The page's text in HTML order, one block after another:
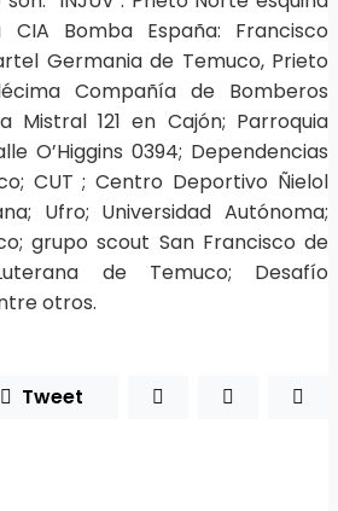
CIA Bomba España: Francisco
Germania de Temuco, Prieto
Compañía de Bomberos
Mistral 121 en Cajón; Parroquia
O’Higgins 0394; Dependencias
CUT ; Centro Deportivo Ñielol
Ufro; Universidad Autónoma;
grupo scout San Francisco de
de Temuco; Desafío
otros.
Tweet